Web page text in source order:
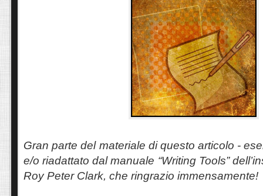
Gran parte del materiale di questo articolo -
e/o riadattato dal manuale “Writing Tools”
Roy Peter Clark, che ringrazio immensamente!